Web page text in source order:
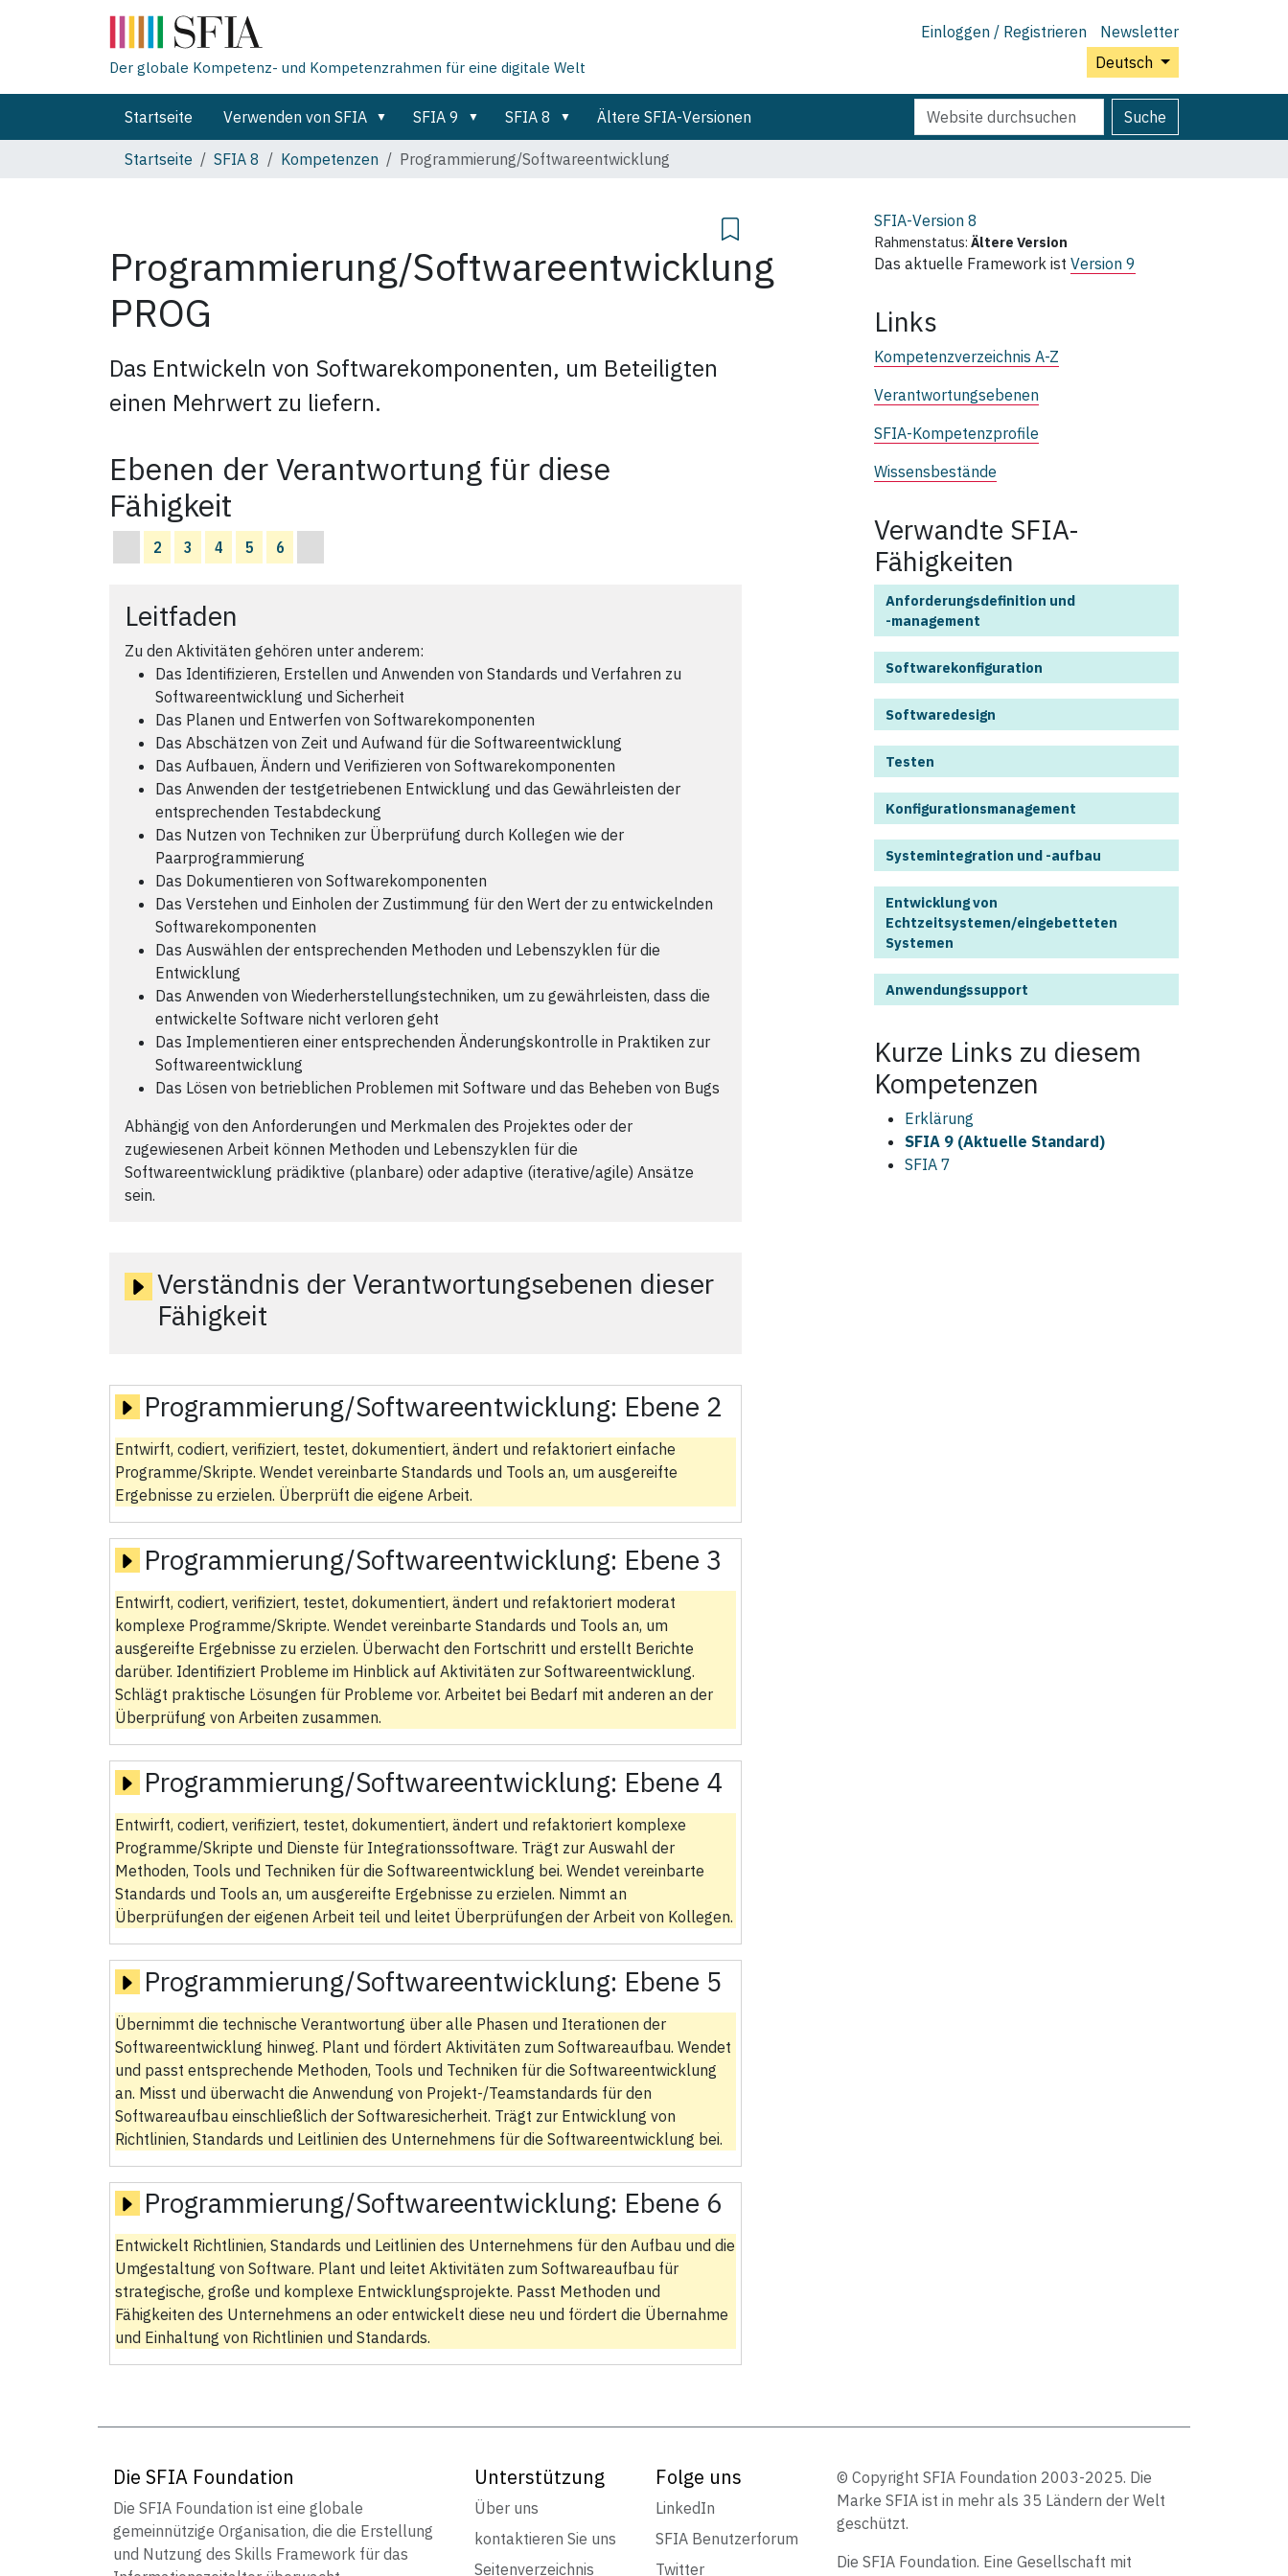
Einloggen / Registrieren
Newsletter
Deutsch
Der globale Kompetenz- und Kompetenzrahmen für eine digitale Welt
Startseite Verwenden von SFIA SFIA 9 SFIA 8 Ältere SFIA-Versionen
Website
durchsuchen
Suche
Erweiterte
Suche…
Startseite
SFIA 8 Kompetenzen Programmierung/Softwareentwicklung
Programmierung/Softwareentwicklung
PROG
Das Entwickeln von Softwarekomponenten, um Beteiligten
einen Mehrwert zu liefern.
Ebenen der Verantwortung für diese
Fähigkeit
2 3 4 5 6
Leitfaden
Zu den Aktivitäten gehören unter anderem:
Das Identifizieren, Erstellen und Anwenden von Standards und Verfahren zu
Softwareentwicklung und Sicherheit
Das Planen und Entwerfen von Softwarekomponenten
Das Abschätzen von Zeit und Aufwand für die Softwareentwicklung
Das Aufbauen, Ändern und Verifizieren von Softwarekomponenten
Das Anwenden der testgetriebenen Entwicklung und das Gewährleisten der
entsprechenden Testabdeckung
Das Nutzen von Techniken zur Überprüfung durch Kollegen wie der
Paarprogrammierung
Das Dokumentieren von Softwarekomponenten
Das Verstehen und Einholen der Zustimmung für den Wert der zu entwickelnden
Softwarekomponenten
Das Auswählen der entsprechenden Methoden und Lebenszyklen für die
Entwicklung
Das Anwenden von Wiederherstellungstechniken, um zu gewährleisten, dass die
entwickelte Software nicht verloren geht
Das Implementieren einer entsprechenden Änderungskontrolle in Praktiken zur
Softwareentwicklung
Das Lösen von betrieblichen Problemen mit Software und das Beheben von Bugs
Abhängig von den Anforderungen und Merkmalen des Projektes oder der
zugewiesenen Arbeit können Methoden und Lebenszyklen für die
Softwareentwicklung prädiktive (planbare) oder adaptive (iterative/agile) Ansätze
sein.
Verständnis der Verantwortungsebenen dieser
Fähigkeit
Programmierung/Softwareentwicklung: Ebene 2
Entwirft, codiert, verifiziert, testet, dokumentiert, ändert und refaktoriert einfache
Programme/Skripte. Wendet vereinbarte Standards und Tools an, um ausgereifte
Ergebnisse zu erzielen. Überprüft die eigene Arbeit.
Programmierung/Softwareentwicklung: Ebene 3
Entwirft, codiert, verifiziert, testet, dokumentiert, ändert und refaktoriert moderat
komplexe Programme/Skripte. Wendet vereinbarte Standards und Tools an, um
ausgereifte Ergebnisse zu erzielen. Überwacht den Fortschritt und erstellt Berichte
darüber. Identifiziert Probleme im Hinblick auf Aktivitäten zur Softwareentwicklung.
Schlägt praktische Lösungen für Probleme vor. Arbeitet bei Bedarf mit anderen an der
Überprüfung von Arbeiten zusammen.
Programmierung/Softwareentwicklung: Ebene 4
Entwirft, codiert, verifiziert, testet, dokumentiert, ändert und refaktoriert komplexe
Programme/Skripte und Dienste für Integrationssoftware. Trägt zur Auswahl der
Methoden, Tools und Techniken für die Softwareentwicklung bei. Wendet vereinbarte
Standards und Tools an, um ausgereifte Ergebnisse zu erzielen. Nimmt an
Überprüfungen der eigenen Arbeit teil und leitet Überprüfungen der Arbeit von Kollegen.
Programmierung/Softwareentwicklung: Ebene 5
Übernimmt die technische Verantwortung über alle Phasen und Iterationen der
Softwareentwicklung hinweg. Plant und fördert Aktivitäten zum Softwareaufbau. Wendet
und passt entsprechende Methoden, Tools und Techniken für die Softwareentwicklung
an. Misst und überwacht die Anwendung von Projekt-/Teamstandards für den
Softwareaufbau einschließlich der Softwaresicherheit. Trägt zur Entwicklung von
Richtlinien, Standards und Leitlinien des Unternehmens für die Softwareentwicklung bei.
Programmierung/Softwareentwicklung: Ebene 6
Entwickelt Richtlinien, Standards und Leitlinien des Unternehmens für den Aufbau und die
Umgestaltung von Software. Plant und leitet Aktivitäten zum Softwareaufbau für
strategische, große und komplexe Entwicklungsprojekte. Passt Methoden und
Fähigkeiten des Unternehmens an oder entwickelt diese neu und fördert die Übernahme
und Einhaltung von Richtlinien und Standards.
SFIA-Version 8
Rahmenstatus: Ältere Version
Das aktuelle Framework ist Version 9
Links
Kompetenzverzeichnis A-Z
Verantwortungsebenen
SFIA-Kompetenzprofile
Wissensbestände
Verwandte SFIA-
Fähigkeiten
Anforderungsdefinition und
‑management
Softwarekonfiguration
Softwaredesign
Testen
Konfigurationsmanagement
Systemintegration und ‑aufbau
Entwicklung von
Echtzeitsystemen/eingebetteten
Systemen
Anwendungssupport
Kurze Links zu diesem
Kompetenzen
Erklärung
SFIA 9 (Aktuelle Standard)
SFIA 7
Die SFIA Foundation
Die SFIA Foundation ist eine globale
gemeinnützige Organisation, die die Erstellung
und Nutzung des Skills Framework für das
Unterstützung
Über uns
kontaktieren Sie uns
Seitenverzeichnis
Folge uns
LinkedIn
SFIA Benutzerforum
Twitter
© Copyright SFIA Foundation 2003-2025. Die
Marke SFIA ist in mehr als 35 Ländern der Welt
geschützt.
Die SFIA Foundation. Eine Gesellschaft mit